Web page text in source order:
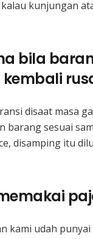
kunjungan
bila
disaat masa
barang sesuai
disamping itu
kami udah punyai